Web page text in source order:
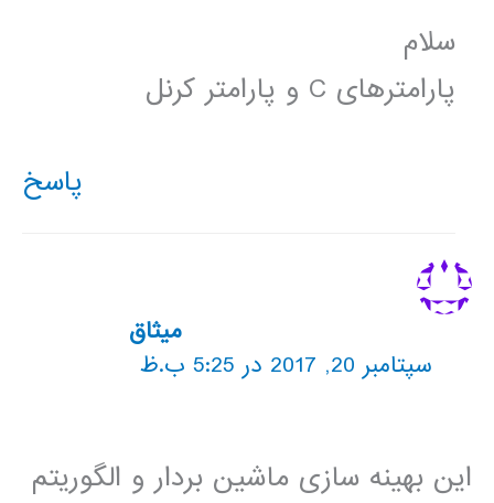
سلام
پارامترهای C و پارامتر کرنل
پاسخ
میثاق
سپتامبر 20, 2017 در 5:25 ب.ظ
این بهینه سازی ماشین بردار و الگوریتم